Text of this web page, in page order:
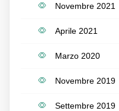
Novembre 2021
Aprile 2021
Marzo 2020
Novembre 2019
Settembre 2019